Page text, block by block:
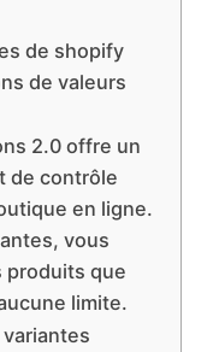
de shopify
de valeurs
2.0 offre un
de contrôle
en ligne.
vous
produits que
limite.
variantes